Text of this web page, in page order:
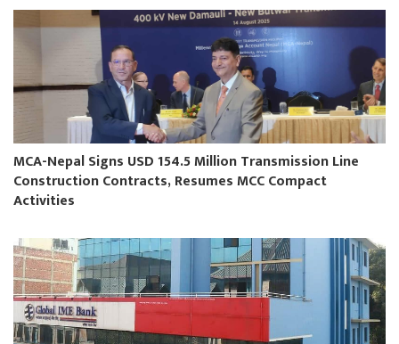
MCA-Nepal Signs USD 154.5 Million Transmission Line
Construction Contracts, Resumes MCC Compact
Activities